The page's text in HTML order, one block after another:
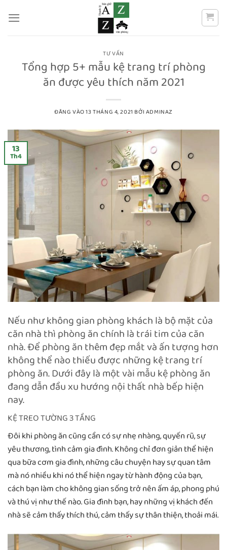
qua
TƯ VẤN
Tổng hợp 5+ mẫu kệ trang trí phòng
ăn được yêu thích năm 2021
ĐĂNG VÀO13 THÁNG 4, 2021 BỞI ADMINAZ
13
Th4
Nếu như không gian phòng khách là bộ mặt của
căn nhà thì phòng ăn chính là trái tim của căn
nhà. Để phòng ăn thêm đẹp mắt và ấn tượng hơn
không thể nào thiếu được những kệ trang trí
phòng ăn. Dưới đây là một vài mẫu kệ phòng ăn
đang dẫn đầu xu hướng nội thất nhà bếp hiện
nay.
KỆ TREO TƯỜNG 3 TẦNG
Đôi khi phòng ăn cũng cần có sự nhẹ nhàng, quyến rũ, sự
yêu thương, tình cảm gia đình. Không chỉ đơn giản thể hiện
qua bữa cơm gia đình, những câu chuyện hay sự quan tâm
mà nó nhiều khi nó thể hiện ngay từ hành động của bạn,
cách bạn làm cho không gian sống trở nên ấm áp, phong phú
và thú vị như thế nào. Gia đình bạn, hay những vị khách đến
nhà sẽ cảm thấy thích thú, cảm thấy sự thân thiện, thoải mái.